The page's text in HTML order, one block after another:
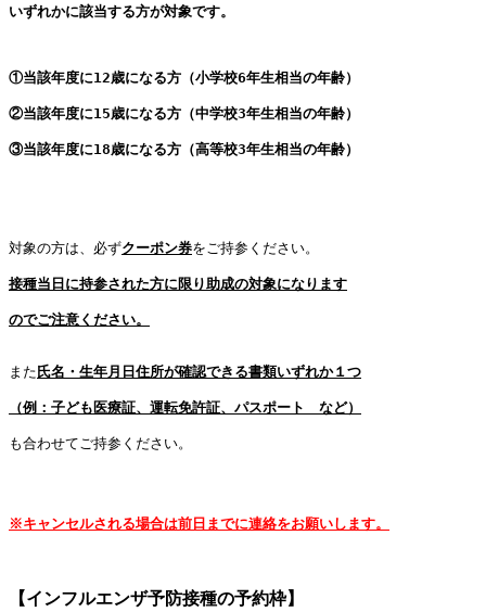
いずれかに該当する方が対象です。
①当該年度に12歳になる方（小学校6年生相当の年齢）
②当該年度に15歳になる方（中学校3年生相当の年齢）
③当該年度に18歳になる方（高等校3年生相当の年齢）
対象の方は、必ずクーポン券をご持参ください。
接種当日に持参された方に限り助成の対象になります
のでご注意ください。
また 氏名・生年月日住所が確認できる書類いずれか１つ
（例：子ども医療証、 運転免許証、パスポート　など）
も合わせてご持参ください。
※キャンセルされる場合は前日までに連絡をお願いします。
【インフルエンザ予防接種の予約枠】